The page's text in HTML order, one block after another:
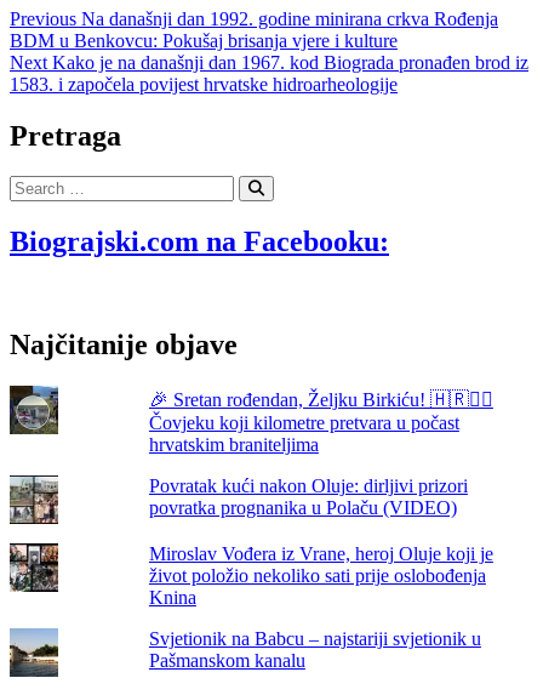
Navigacija
objava
Previous Previous
post:
Na današnji dan 1992. godine minirana crkva Rođenja
BDM u Benkovcu: Pokušaj brisanja vjere i kulture
Next Next
post:
Kako je na današnji dan 1967. kod Biograda pronađen brod iz
1583. i započela povijest hrvatske hidroarheologije
Pretraga
Search
…
Biograjski.com na Facebooku:
Najčitanije objave
🎉 Sretan rođendan, Željku Birkiću! 🇭🇷🏃‍♂️
Čovjeku koji kilometre pretvara u počast
hrvatskim braniteljima
Povratak kući nakon Oluje: dirljivi prizori
povratka prognanika u Polaču (VIDEO)
Miroslav Vođera iz Vrane, heroj Oluje koji je
život položio nekoliko sati prije oslobođenja
Knina
Svjetionik na Babcu – najstariji svjetionik u
Pašmanskom kanalu